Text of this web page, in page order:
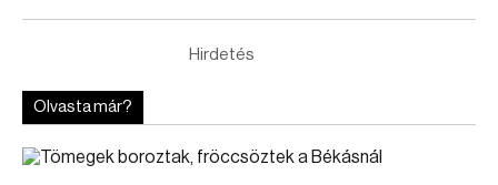
Hirdetés
Olvasta már?